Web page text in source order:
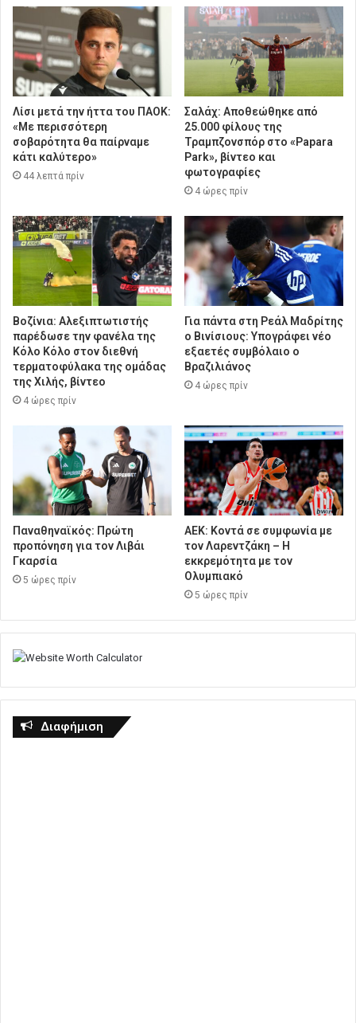
Λίσι μετά την ήττα του ΠΑΟΚ:
«Με περισσότερη
σοβαρότητα θα παίρναμε
κάτι καλύτερο»
44 λεπτά πρίν
Σαλάχ: Αποθεώθηκε από
25.000 φίλους της
Τραμπζονσπόρ στο «Papara
Park», βίντεο και
φωτογραφίες
4 ώρες πρίν
Βοζίνια: Αλεξιπτωτιστής
παρέδωσε την φανέλα της
Κόλο Κόλο στον διεθνή
τερματοφύλακα της ομάδας
της Χιλής, βίντεο
4 ώρες πρίν
Για πάντα στη Ρεάλ Μαδρίτης
ο Βινίσιους: Υπογράφει νέο
εξαετές συμβόλαιο ο
Βραζιλιάνος
4 ώρες πρίν
Παναθηναϊκός: Πρώτη
προπόνηση για τον Λιβάι
Γκαρσία
5 ώρες πρίν
ΑΕΚ: Κοντά σε συμφωνία με
τον Λαρεντζάκη – Η
εκκρεμότητα με τον
Ολυμπιακό
5 ώρες πρίν
Διαφήμιση